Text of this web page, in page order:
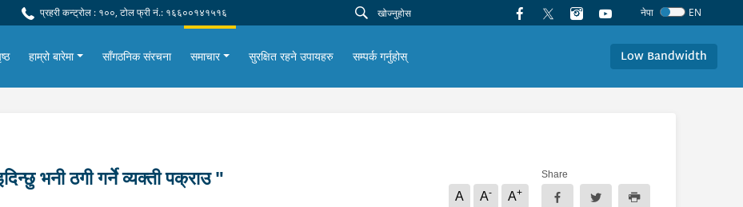
प्रहरी कन्ट्रोल : १००, टोल फ्री नं.: १६६००१४१५१६ नेपा EN
हाम्रो बारेमा साँगठनिक संरचना समाचार सुरक्षित रहने उपायहरु सम्पर्क गर्नुहोस् Low Bandwidth
भनी ठगी गर्ने व्यक्ती पक्राउ "
A A- A+
Share